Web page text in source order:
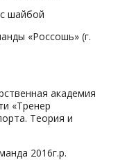
шайбой
«Россошь» (г.
академия
«Тренер
Теория и
2016г.р.